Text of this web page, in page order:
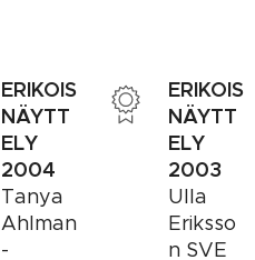
ERIKOIS
NÄYTT
ELY
2004
Tanya
Ahlman
-
ERIKOIS
NÄYTT
ELY
2003
Ulla
Eriksso
n SVE